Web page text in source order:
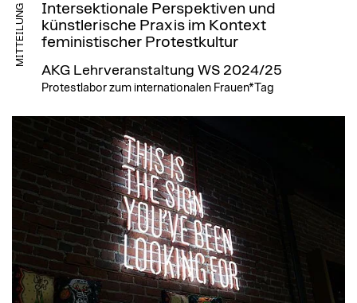
MITTEILUNG
Intersektionale Perspektiven und
künstlerische Praxis im Kontext
feministischer Protestkultur
AKG Lehrveranstaltung WS 2024/25
Protestlabor zum internationalen Frauen*Tag